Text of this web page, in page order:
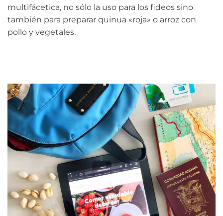
multifácetica, no sólo la uso para los fideos sino
también para preparar quinua «roja» o arroz con
pollo y vegetales.